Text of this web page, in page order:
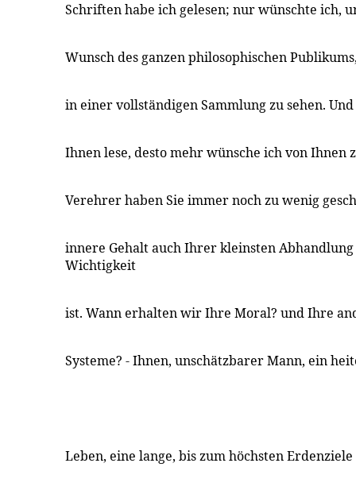
Schriften habe ich gelesen; nur wünschte ich,
Wunsch des ganzen philosophischen
in einer vollständigen Sammlung zu sehen.
Ihnen lese, desto mehr wünsche ich von Ihnen
Verehrer haben Sie immer noch zu wenig
innere Gehalt auch Ihrer kleinsten
Wichtigkeit
ist. Wann erhalten wir Ihre Moral? und Ihre
Systeme? - Ihnen, unschätzbarer Mann, ein
Leben, eine lange, bis zum höchsten